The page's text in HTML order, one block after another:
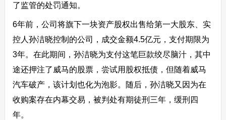
了监管的处罚通知。
6年前，公司将旗下一块资产股权出售给第一大股东、实
控人孙洁晓控制的公司，成交金额4.5亿元，支付期限为
3年。在此期间，孙洁晓为支付这笔巨款绞尽脑汁，其中
途还押注了威马的股票，尝试用股权抵债，但随着威马
汽车破产，该计划也化为泡影。随后，孙洁晓又因为在
收购案存在内幕交易，被判处有期徒刑三年，缓刑四
年。